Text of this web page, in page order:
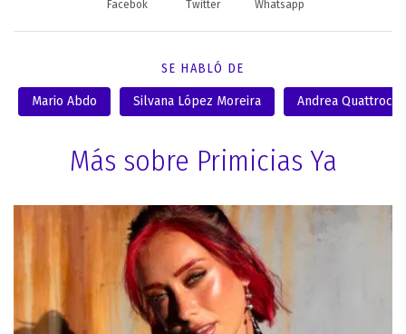
Facebok Twitter Whatsapp
SE HABLÓ DE
Mario Abdo Silvana López Moreira Andrea Quattrochi
Más sobre Primicias Ya